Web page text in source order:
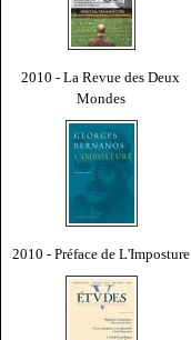
2010 - La Revue des Deux
Mondes
2010 - Préface de L'Imposture